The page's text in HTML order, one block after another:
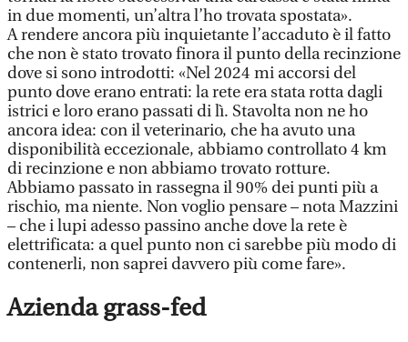
in due momenti, un’altra l’ho trovata spostata».
A rendere ancora più inquietante l’accaduto è il fatto
che non è stato trovato finora il punto della recinzione
dove si sono introdotti: «Nel 2024 mi accorsi del
punto dove erano entrati: la rete era stata rotta dagli
istrici e loro erano passati di lì. Stavolta non ne ho
ancora idea: con il veterinario, che ha avuto una
disponibilità eccezionale, abbiamo controllato 4 km
di recinzione e non abbiamo trovato rotture.
Abbiamo passato in rassegna il 90% dei punti più a
rischio, ma niente. Non voglio pensare – nota Mazzini
– che i lupi adesso passino anche dove la rete è
elettrificata: a quel punto non ci sarebbe più modo di
contenerli, non saprei davvero più come fare».
Azienda grass-fed